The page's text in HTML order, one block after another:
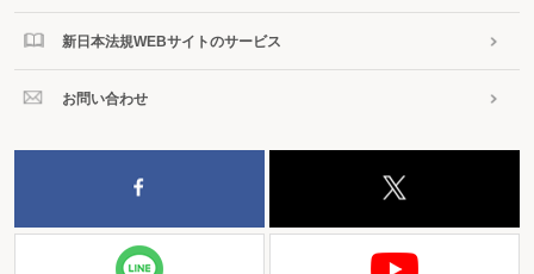
新日本法規WEBサイトのサービス
お問い合わせ